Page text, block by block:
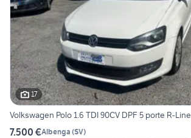
17
Volkswagen Polo 1.6 TDI 90CV DPF 5 porte R-Line
7.500 €Albenga (SV)